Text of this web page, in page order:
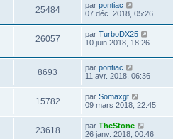
25484 par pontiac
07 déc. 2018, 05:26
26057 par TurboDX25
10 juin 2018, 18:26
8693 par pontiac
11 avr. 2018, 06:36
15782 par Somaxgt
09 mars 2018, 22:45
23618 par TheStone
26 janv. 2018, 00:46